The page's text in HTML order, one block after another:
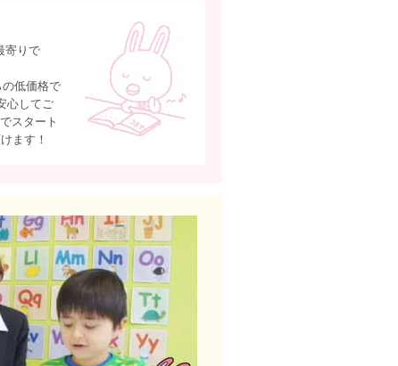
寄りで
低価格で
心してご
スタート
ます！